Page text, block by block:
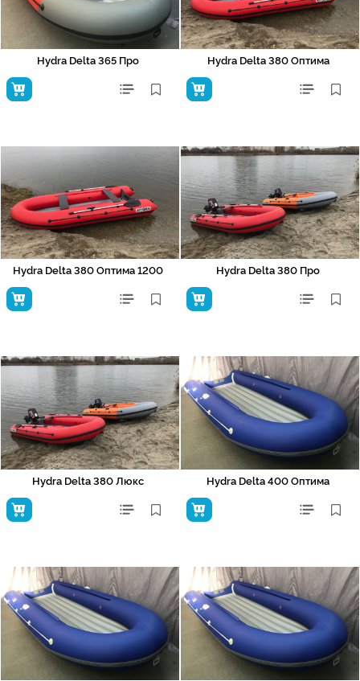
Hydra Delta 365 Про Hydra Delta 380 Оптима
Hydra Delta 380 Оптима 1200 Hydra Delta 380 Про
Hydra Delta 380 Люкс Hydra Delta 400 Оптима